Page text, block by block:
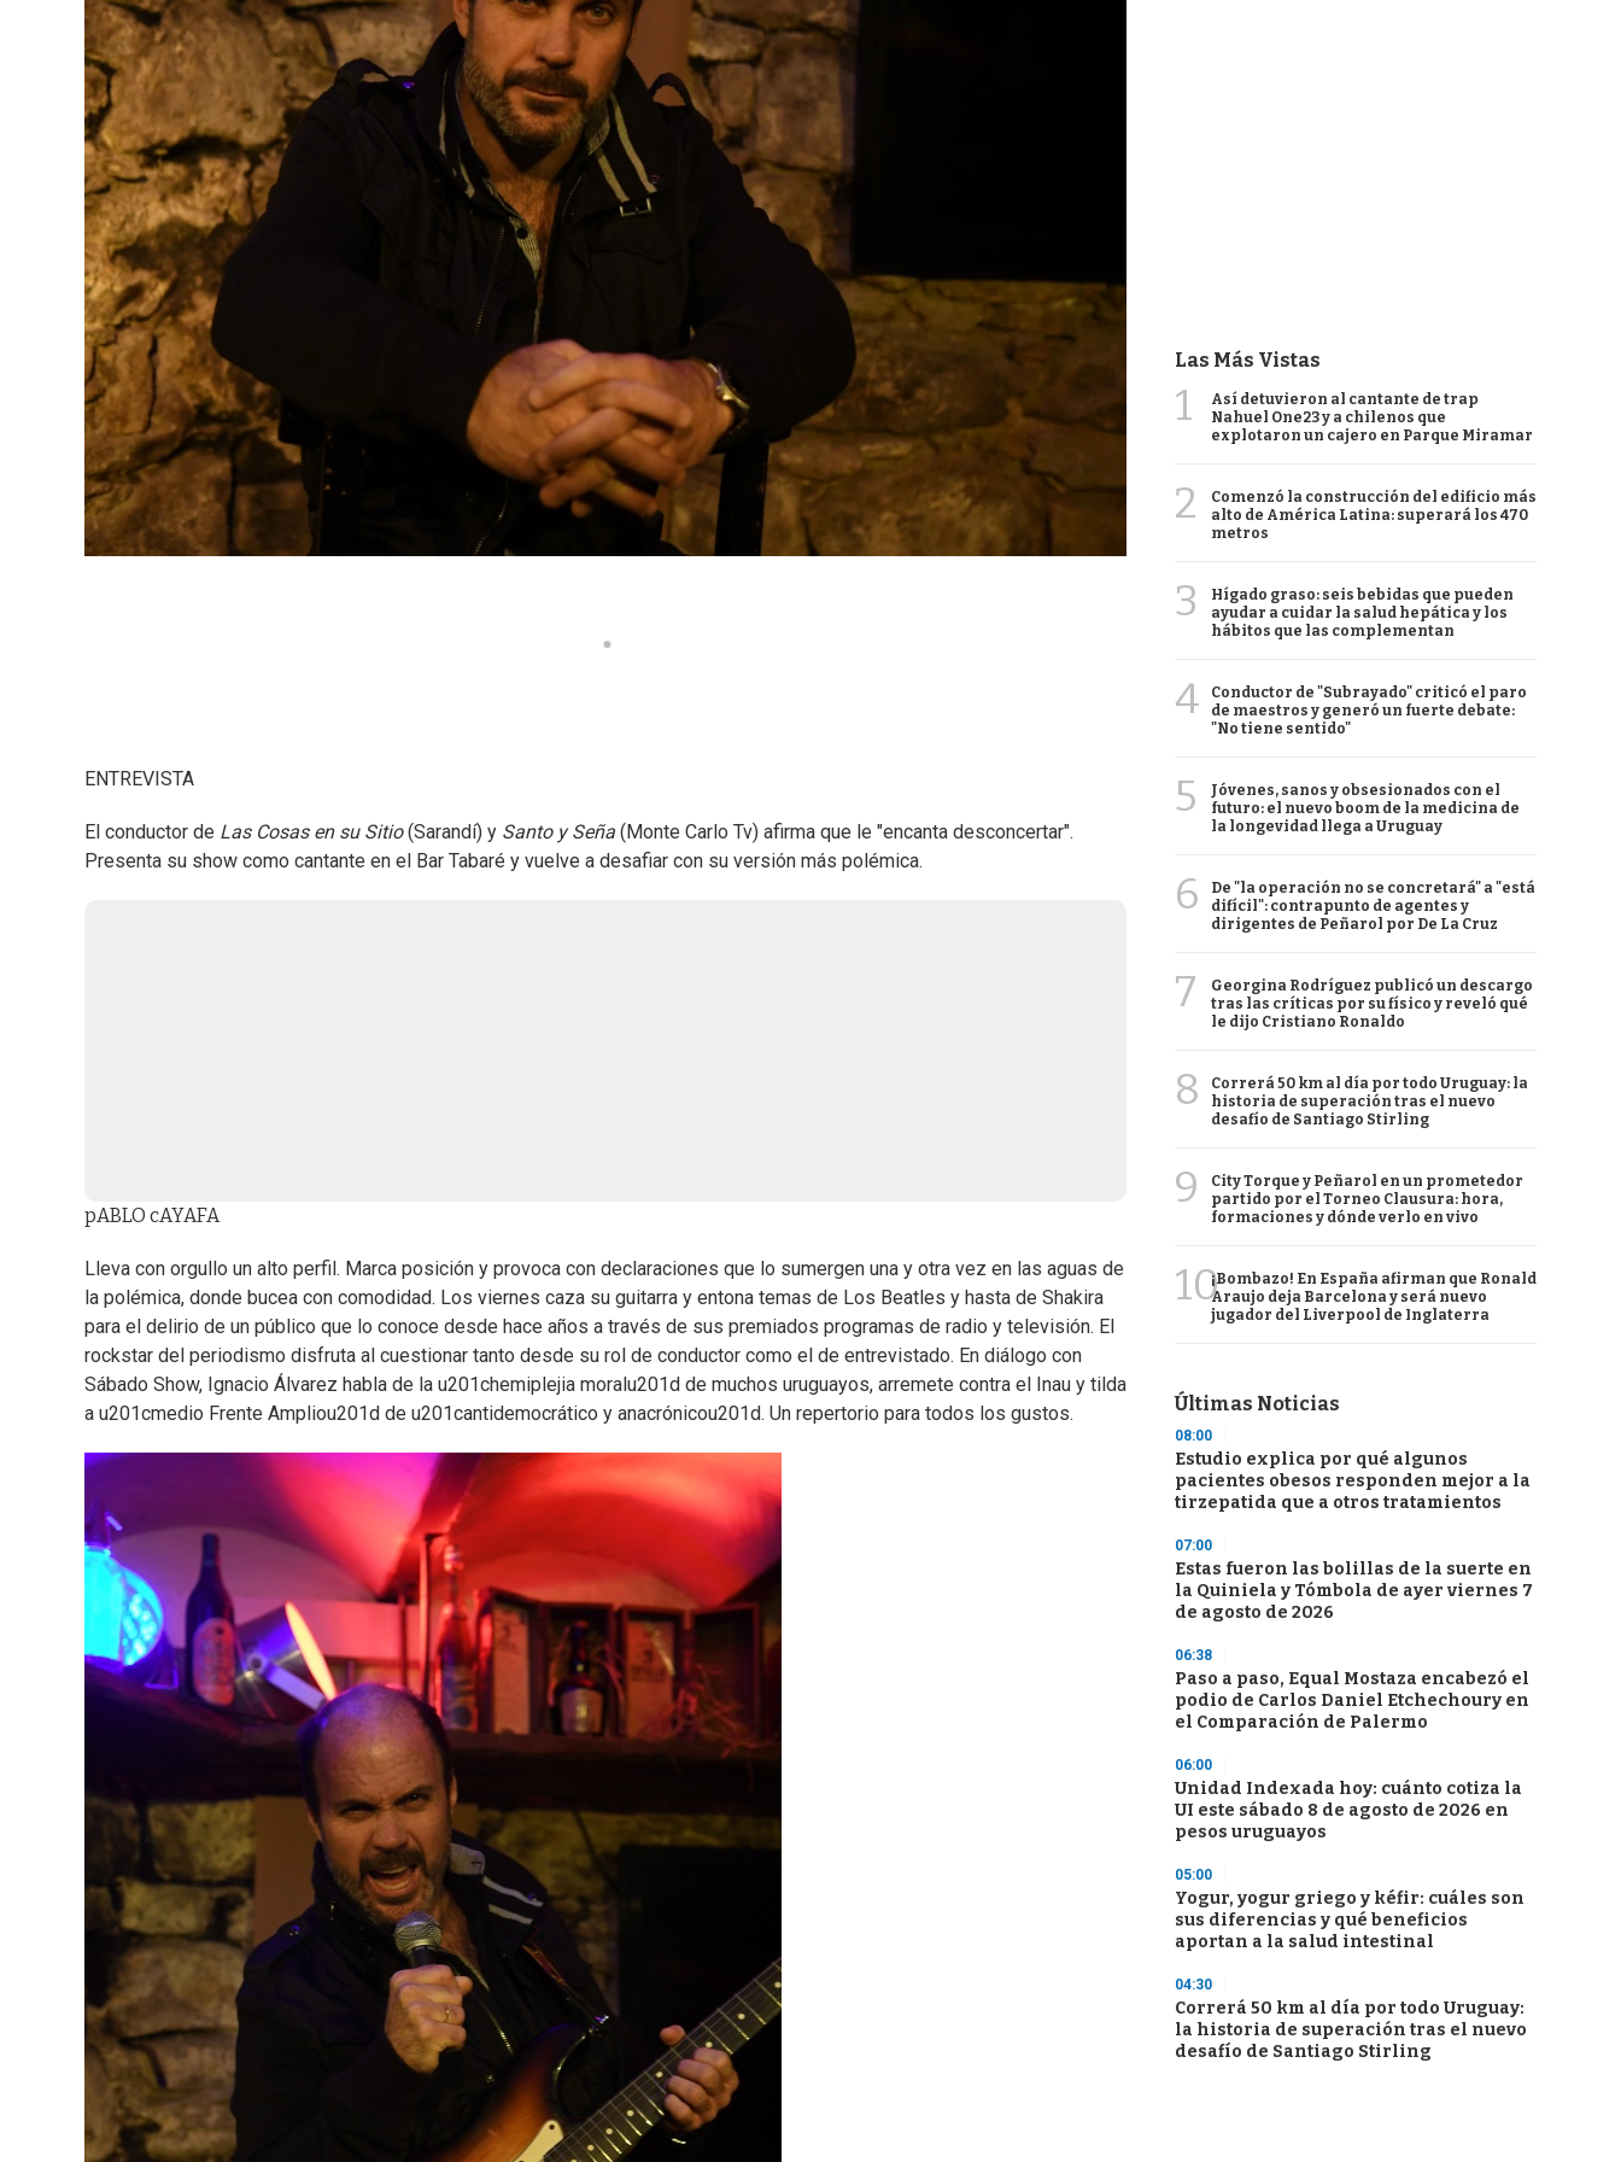
ENTREVISTA
El conductor de Las Cosas en su Sitio(Sarandí) y Santo y Seña (Monte Carlo Tv) afirma que le "encanta desconcertar".
Presenta su show como cantante en el Bar Tabaré y vuelve a desafiar con su versión más polémica.
pABLO cAYAFA
Lleva con orgullo un alto perfil. Marca posición y provoca con declaraciones que lo sumergen una y otra vez en las aguas de
la polémica, donde bucea con comodidad. Los viernes caza su guitarra y entona temas de Los Beatles y hasta de Shakira
para el delirio de un público que lo conoce desde hace años a través de sus premiados programas de radio y televisión. El
rockstar del periodismo disfruta al cuestionar tanto desde su rol de conductor como el de entrevistado. En diálogo con
Sábado Show, Ignacio Álvarez habla de la u201chemiplejia moralu201d de muchos uruguayos, arremete contra el Inau y tilda
a u201cmedio Frente Ampliou201d de u201cantidemocrático y anacrónicou201d. Un repertorio para todos los gustos.
Las Más Vistas
1
Así detuvieron al cantante de trap
Nahuel One23 y a chilenos que
explotaron un cajero en Parque Miramar
2
Comenzó la construcción del edificio más
alto de América Latina: superará los 470
metros
3
Hígado graso: seis bebidas que pueden
ayudar a cuidar la salud hepática y los
hábitos que las complementan
4
Conductor de "Subrayado" criticó el paro
de maestros y generó un fuerte debate:
"No tiene sentido"
5
Jóvenes, sanos y obsesionados con el
futuro: el nuevo boom de la medicina de
la longevidad llega a Uruguay
6
De "la operación no se concretará" a "está
difícil": contrapunto de agentes y
dirigentes de Peñarol por De La Cruz
7
Georgina Rodríguez publicó un descargo
tras las críticas por su físico y reveló qué
le dijo Cristiano Ronaldo
8
Correrá 50 km al día por todo Uruguay: la
historia de superación tras el nuevo
desafío de Santiago Stirling
9
City Torque y Peñarol en un prometedor
partido por el Torneo Clausura: hora,
formaciones y dónde verlo en vivo
10¡Bombazo! En España afirman que Ronald
Araujo deja Barcelona y será nuevo
jugador del Liverpool de Inglaterra
Últimas Noticias
08:00
Estudio explica por qué algunos
pacientes obesos responden mejor a la
tirzepatida que a otros tratamientos
07:00
Estas fueron las bolillas de la suerte en
la Quiniela y Tómbola de ayer viernes 7
de agosto de 2026
06:38
Paso a paso, Equal Mostaza encabezó el
podio de Carlos Daniel Etchechoury en
el Comparación de Palermo
06:00
Unidad Indexada hoy: cuánto cotiza la
UI este sábado 8 de agosto de 2026 en
pesos uruguayos
05:00
Yogur, yogur griego y kéfir: cuáles son
sus diferencias y qué beneficios
aportan a la salud intestinal
04:30
Correrá 50 km al día por todo Uruguay:
la historia de superación tras el nuevo
desafío de Santiago Stirling